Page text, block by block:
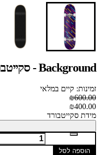
Background - סקייטבורד קומפלט מקצועי
זמינות: קיים במלאי
₪600.00
₪400.00
מידת סקייטבורד
הוספה לסל